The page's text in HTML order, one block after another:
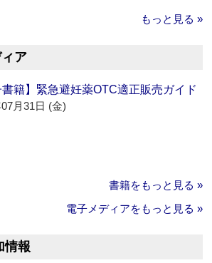
もっと見る »
ア
書籍】緊急避妊薬OTC適正販売ガイド
月31日 (金)
書籍をもっと見る »
電子メディアをもっと見る »
情報